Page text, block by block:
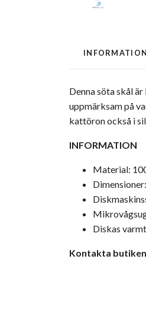
INFORMATION
Denna söta skål
uppmärksam på
kattöron också i
INFORMATION
Material:
Diskas
Kontakta